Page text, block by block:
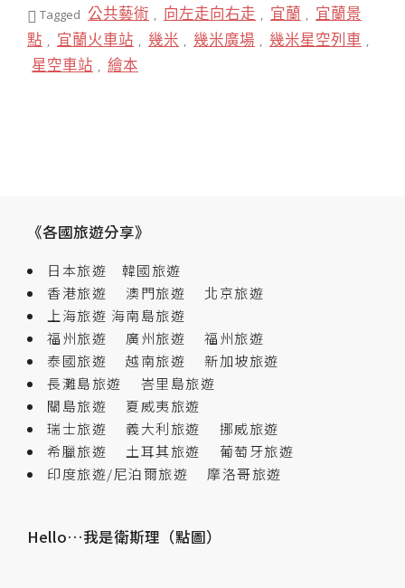
Tagged 公共藝術 向左走向右走 宜蘭
宜蘭景
點
宜蘭火車站 幾米 幾米廣場 幾米星空列車
星空車站 繪本
《各國旅遊分享》
日本旅遊
韓國旅遊
香港旅遊
澳門旅遊
北京旅遊
上海旅遊 海南島旅遊
福州旅遊
廣州旅遊
福州旅遊
泰國旅遊
越南旅遊
新加坡旅遊
長灘島旅遊
峇里島旅遊
關島旅遊
夏威夷旅遊
瑞士旅遊
義大利旅遊
挪威旅遊
希臘旅遊
土耳其旅遊
葡萄牙旅遊
印度旅遊/尼泊爾旅遊
摩洛哥旅遊
Hello…我是衛斯理（點圖）